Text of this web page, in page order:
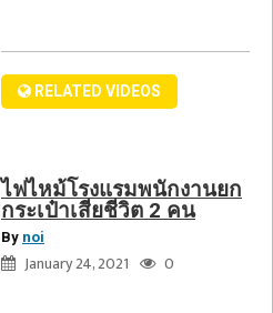
RELATED VIDEOS
ชีวิต
2
คน
ไฟไหม้โรงแรมพนักงานยก
กระเป๋าเสียชีวิต 2 คน
By noi
January 24, 2021 0
แพ้
ใน
บุ
สลี
กา
นัด
ที่
ดู
แตร์
คอนเฟิร์ม
วัคซีน
ซิ
โน
วัค